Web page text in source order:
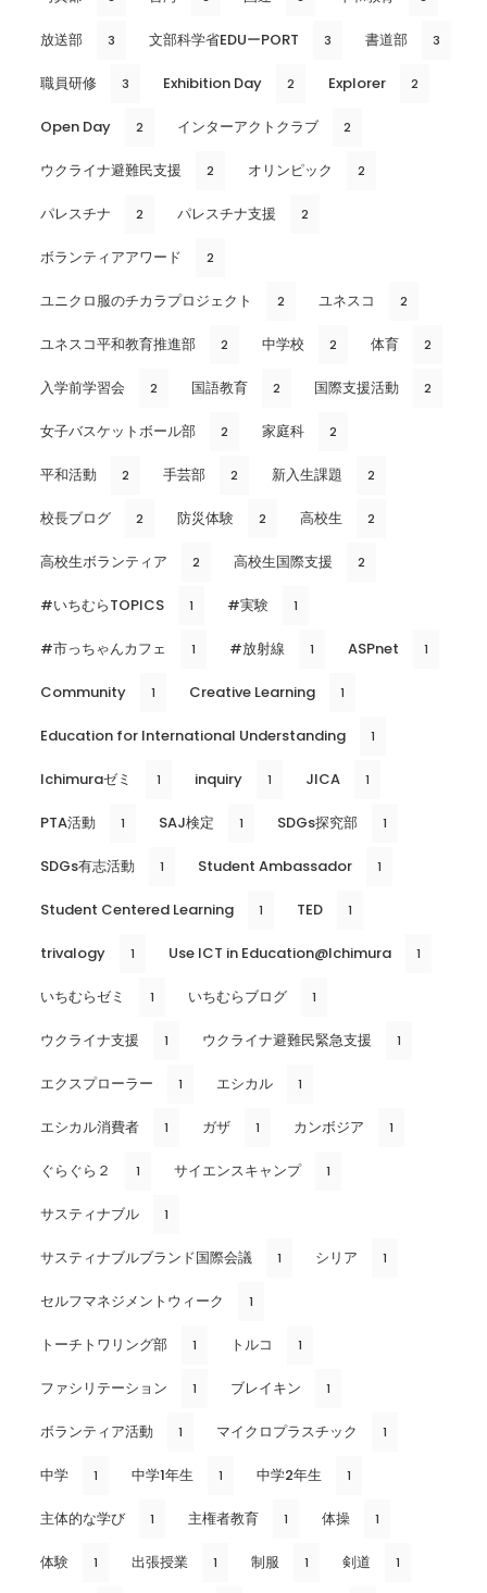
放送部 3 文部科学省EDUーPORT 3 書道部 3
職員研修 3 Exhibition Day 2 Explorer 2
Open Day 2 インターアクトクラブ 2
ウクライナ避難民支援 2 オリンピック 2
パレスチナ 2 パレスチナ支援 2
ボランティアアワード 2
ユニクロ服のチカラプロジェクト 2 ユネスコ 2
ユネスコ平和教育推進部 2 中学校 2 体育 2
入学前学習会 2 国語教育 2 国際支援活動 2
女子バスケットボール部 2 家庭科 2
平和活動 2 手芸部 2 新入生課題 2
校長ブログ 2 防災体験 2 高校生 2
高校生ボランティア 2 高校生国際支援 2
#いちむらTOPICS 1 #実験 1
#市っちゃんカフェ 1 #放射線 1 ASPnet 1
Community 1 Creative Learning 1
Education for International Understanding 1
Ichimuraゼミ 1 inquiry 1 JICA 1
PTA活動 1 SAJ検定 1 SDGs探究部 1
SDGs有志活動 1 Student Ambassador 1
Student Centered Learning 1 TED 1
trivalogy 1 Use ICT in Education@Ichimura 1
いちむらゼミ 1 いちむらブログ 1
ウクライナ支援 1 ウクライナ避難民緊急支援 1
エクスプローラー 1 エシカル 1
エシカル消費者 1 ガザ 1 カンボジア 1
ぐらぐら２ 1 サイエンスキャンプ 1
サスティナブル 1
サスティナブルブランド国際会議 1 シリア 1
セルフマネジメントウィーク 1
トーチトワリング部 1 トルコ 1
ファシリテーション 1 ブレイキン 1
ボランティア活動 1 マイクロプラスチック 1
中学 1 中学1年生 1 中学2年生 1
主体的な学び 1 主権者教育 1 体操 1
体験 1 出張授業 1 制服 1 剣道 1